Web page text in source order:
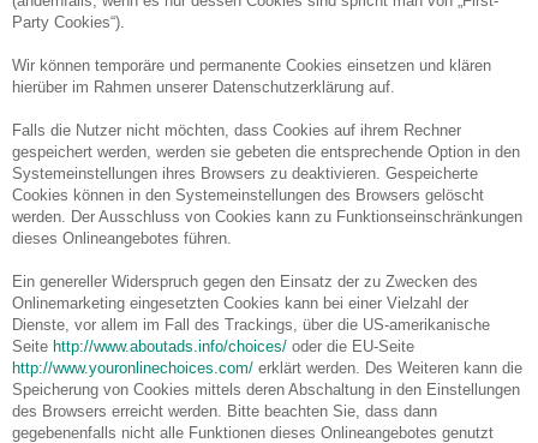
Party Cookies“).
Wir können temporäre und permanente Cookies einsetzen und klären
hierüber im Rahmen unserer Datenschutzerklärung auf.
Falls die Nutzer nicht möchten, dass Cookies auf ihrem Rechner
gespeichert werden, werden sie gebeten die entsprechende Option in den
Systemeinstellungen ihres Browsers zu deaktivieren. Gespeicherte
Cookies können in den Systemeinstellungen des Browsers gelöscht
werden. Der Ausschluss von Cookies kann zu Funktionseinschränkungen
dieses Onlineangebotes führen.
Ein genereller Widerspruch gegen den Einsatz der zu Zwecken des
Onlinemarketing eingesetzten Cookies kann bei einer Vielzahl der
Dienste, vor allem im Fall des Trackings, über die US-amerikanische
Seite http://www.aboutads.info/choices/ oder die EU-Seite
http://www.youronlinechoices.com/ erklärt werden. Des Weiteren kann die
Speicherung von Cookies mittels deren Abschaltung in den Einstellungen
des Browsers erreicht werden. Bitte beachten Sie, dass dann
gegebenenfalls nicht alle Funktionen dieses Onlineangebotes genutzt